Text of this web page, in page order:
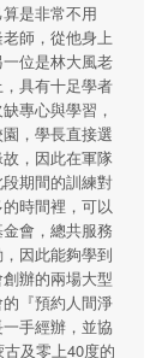
是非常不用
師，從他身上
位是林大風老
具有十足學者
專心與學習，
，學長直接選
，因此在軍隊
期間的訓練對
時間裡，可以
會，總共服務
因此能夠學到
辦的兩場大型
『預約人間淨
手經辦，並協
及零上40度的